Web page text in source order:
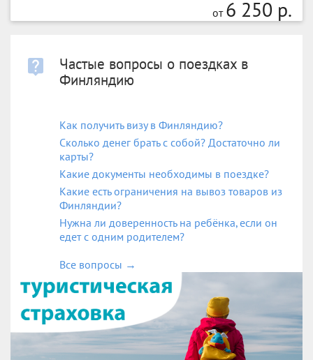
от 6 250 р.
Частые вопросы о поездках в
Финляндию
Как получить визу в Финляндию?
Сколько денег брать с собой? Достаточно ли
карты?
Какие документы необходимы в поездке?
Какие есть ограничения на вывоз товаров из
Финляндии?
Нужна ли доверенность на ребёнка, если он
едет с одним родителем?
Все вопросы →